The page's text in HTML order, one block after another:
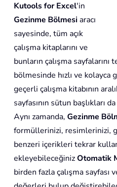
Kutools for Excel'in
Gezinme Bölmesi aracı
sayesinde, tüm açık
çalışma kitaplarını ve
bunların çalışma sayfalarını
bölmesinde hızlı ve
geçerli çalışma kitabının
sayfasının sütun başlıkları
Aynı zamanda, Gezinme
formüllerinizi, resimlerinizi,
benzeri içerikleri tekrar
ekleyebileceğinizOtomatik
birden fazla çalışma sayfası